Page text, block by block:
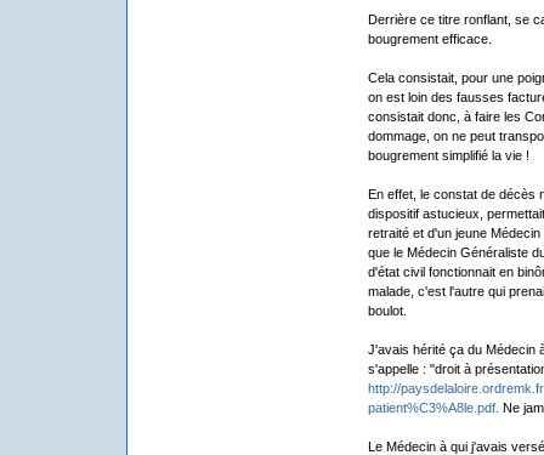
Derrière ce titre ronflant, se
bougrement efficace.
Cela consistait, pour une
on est loin des fausses
consistait donc, à faire les
dommage, on ne peut
bougrement simplifié la vie !
En effet, le constat de décès
dispositif astucieux,
retraité et d'un jeune
que le Médecin Généraliste
d'état civil fonctionnait en
malade, c'est l'autre qui
boulot.
J'avais hérité ça du Médecin
s'appelle : "droit à
http://
patient%C3%A8le.pdf. Ne
Le Médecin à qui j'avais